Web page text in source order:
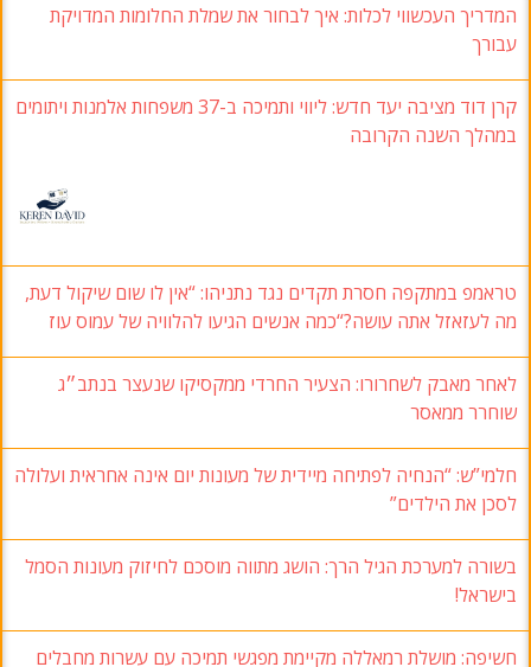
המדריך העכשווי לכלות: איך לבחור את שמלת החלומות המדויקת
עבורך
קרן דוד מציבה יעד חדש: ליווי ותמיכה ב-37 משפחות אלמנות ויתומים
במהלך השנה הקרובה
טראמפ במתקפה חסרת תקדים נגד נתניהו: “אין לו שום שיקול דעת,
מה לעזאזל אתה עושה?“כמה אנשים הגיעו להלוויה של עמוס עוז
לאחר מאבק לשחרורו: הצעיר החרדי ממקסיקו שנעצר בנתב״ג
שוחרר ממאסר
חלמי”ש: “הנחיה לפתיחה מיידית של מעונות יום אינה אחראית ועלולה
לסכן את הילדים”
בשורה למערכת הגיל הרך: הושג מתווה מוסכם לחיזוק מעונות הסמל
בישראל!
חשיפה: מושלת רמאללה מקיימת מפגשי תמיכה עם עשרות מחבלים